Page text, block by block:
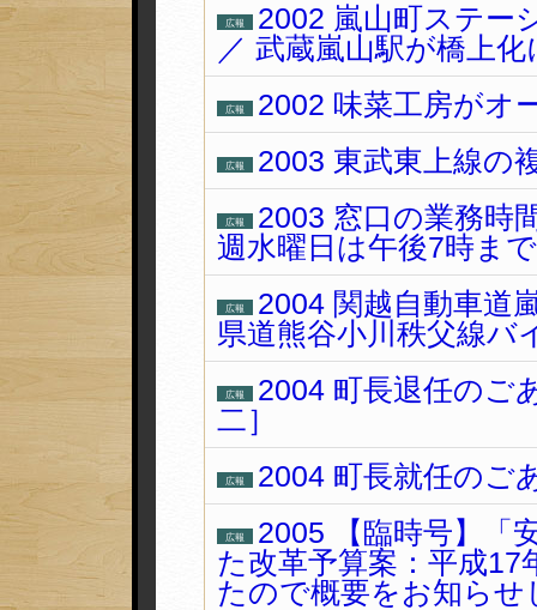
広報
2002 嵐山町ステー
／ 武蔵嵐山駅が橋上化
広報 2002 味菜工房がオ
広報 2003 東武東上線の
広報
2003 窓口の業務時
週水曜日は午後7時まで
広報
2004 関越自動車道
県道熊谷小川秩父線バ
広報
2004 町長退任のご
二］
広報 2004 町長就任のご
広報
2005 【臨時号】「
た改革予算案：平成
たので概要をお知らせ